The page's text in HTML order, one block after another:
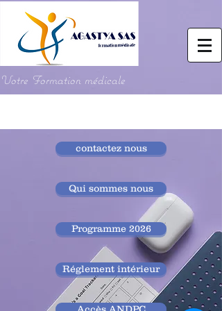
Votre Formation médicale
contactez nous
Qui sommes nous
Programme 2026
Réglement intérieur